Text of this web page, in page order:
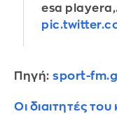
esa
Πηγή: sport-
Οι διαιτητές